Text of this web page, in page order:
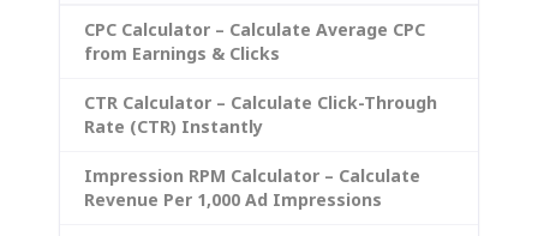
CPC Calculator – Calculate Average CPC
from Earnings & Clicks
CTR Calculator – Calculate Click-Through
Rate (CTR) Instantly
Impression RPM Calculator – Calculate
Revenue Per 1,000 Ad Impressions